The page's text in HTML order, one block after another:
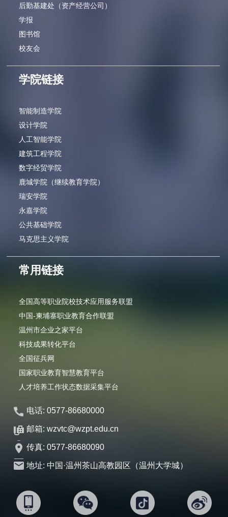
后勤基建处（资产经营公司）
学报
图书馆
校友会
学院链接
智能制造学院
设计学院
人工智能学院
建筑工程学院
数字经贸学院
鹿城学院（继续教育学院）
瑞安学院
永嘉学院
公共基础学院
马克思主义学院
常用链接
全国高等职业院校技术应用服务联盟
中国-柬埔寨职业教育合作联盟
温州市企业之家平台
科技成果转化平台
全国征兵网
国家职业教育智慧教育平台
人才培养工作状态数据采集平台
电话: 0577-86680000
邮箱: wzvtc@wzpt.edu.cn
传真: 0577-86680090
地址: 中国·温州茶山高教园区（温州大学城）